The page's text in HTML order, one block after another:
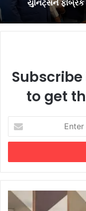
સુરતના ગ્રે
વગર સીધા જ
યુનિટ્સને ફેબ્રિક
સુરતનું ગૌરવઃ
નિર્મિત સ્ટીલથી સજ્જ
યુદ્ધજહાજ INS
to get
your
Email